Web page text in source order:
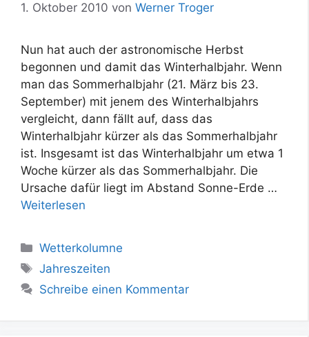
1. Oktober 2010 von Werner Troger
Nun hat auch der astronomische Herbst
begonnen und damit das Winterhalbjahr. Wenn
man das Sommerhalbjahr (21. März bis 23.
September) mit jenem des Winterhalbjahrs
vergleicht, dann fällt auf, dass das
Winterhalbjahr kürzer als das Sommerhalbjahr
ist. Insgesamt ist das Winterhalbjahr um etwa 1
Woche kürzer als das Sommerhalbjahr. Die
Ursache dafür liegt im Abstand Sonne-Erde …
Weiterlesen
Kategorien
Wetterkolumne
Schlagwörter
Jahreszeiten
Schreibe einen Kommentar